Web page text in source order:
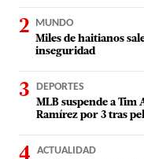
MUNDO
Miles de haitianos
inseguridad
DEPORTES
MLB suspende a Tim
Ramírez por 3 tras
ACTUALIDAD